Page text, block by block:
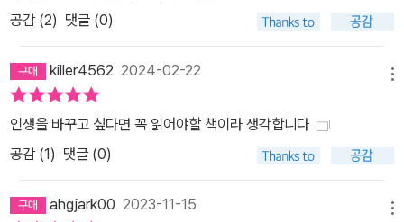
공감 (2) 댓글 (0)
killer4562 2024-02-22
인생을 바꾸고 싶다면 꼭 읽어야할 책이라 생각합니다
공감 (1) 댓글 (0)
ahgjark00 2023-11-15